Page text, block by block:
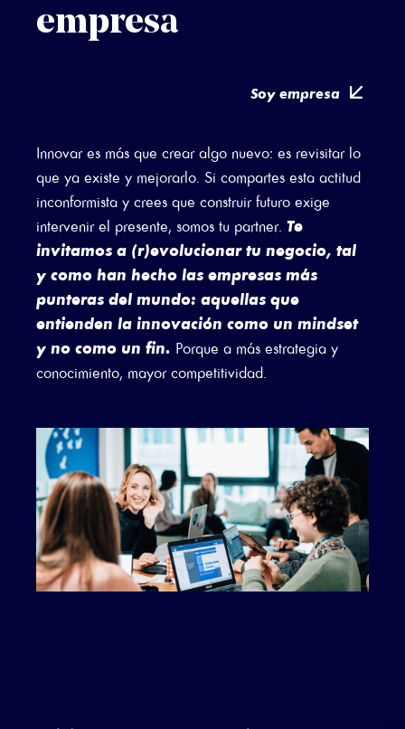
empresa
Innovar es más que crear algo nuevo: es revisitar lo
que ya existe y mejorarlo. Si compartes esta actitud
inconformista y crees que construir futuro exige
intervenir el presente, somos tu partner. Te
invitamos a (r)evolucionar tu negocio, tal
y como han hecho las empresas más
punteras del mundo: aquellas que
entienden la innovación como un mindset
y no como un fin. Porque a más estrategia y
conocimiento, mayor competitividad.
Soy empresa